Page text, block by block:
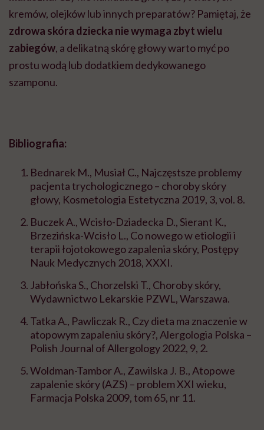
kremów, olejków lub innych preparatów? Pamiętaj, że
zdrowa skóra dziecka nie wymaga zbyt wielu
zabiegów, a delikatną skórę głowy warto myć po
prostu wodą lub dodatkiem dedykowanego
szamponu.
Bibliografia:
Bednarek M., Musiał C., Najczęstsze problemy
pacjenta trychologicznego – choroby skóry
głowy, Kosmetologia Estetyczna 2019, 3, vol. 8.
Buczek A., Wcisło-Dziadecka D., Sierant K.,
Brzezińska-Wcisło L., Co nowego w etiologii i
terapii łojotokowego zapalenia skóry, Postępy
Nauk Medycznych 2018, XXXI.
Jabłońska S., Chorzelski T., Choroby skóry,
Wydawnictwo Lekarskie PZWL, Warszawa.
Tatka A., Pawliczak R., Czy dieta ma znaczenie w
atopowym zapaleniu skóry?, Alergologia Polska –
Polish Journal of Allergology 2022, 9, 2.
Woldman-Tambor A., Zawilska J. B., Atopowe
zapalenie skóry (AZS) – problem XXI wieku,
Farmacja Polska 2009, tom 65, nr 11.